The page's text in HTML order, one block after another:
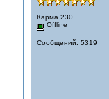
Карма 230
Offline
Сообщений: 5319